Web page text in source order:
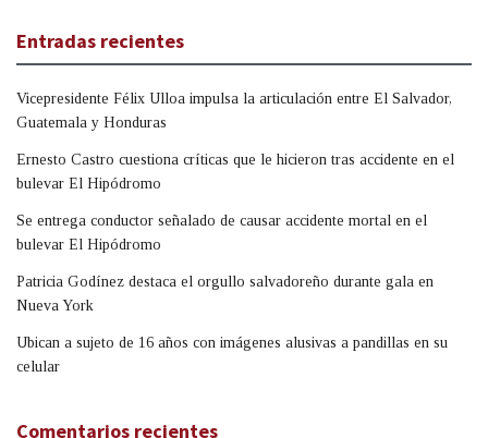
Entradas recientes
Vicepresidente Félix Ulloa impulsa la articulación entre El Salvador,
Guatemala y Honduras
Ernesto Castro cuestiona críticas que le hicieron tras accidente en el
bulevar El Hipódromo
Se entrega conductor señalado de causar accidente mortal en el
bulevar El Hipódromo
Patricia Godínez destaca el orgullo salvadoreño durante gala en
Nueva York
Ubican a sujeto de 16 años con imágenes alusivas a pandillas en su
celular
Comentarios recientes